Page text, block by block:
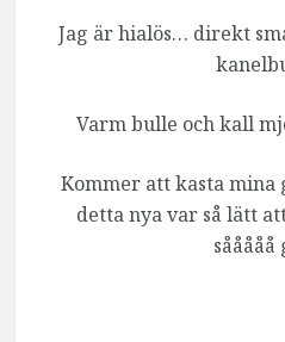
Jag är hialös… direkt
Varm bulle och kall
Kommer att kasta
detta nya var så lätt
sååååå